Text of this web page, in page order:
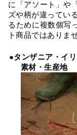
に「アソート」や
ズや柄が違ってい
るために複数個写
ト商品ではありま
●タンザニア・イ
素材・生産地